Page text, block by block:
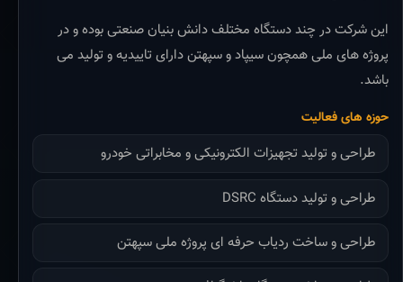
این شرکت در چند دستگاه مختلف دانش بنیان صنعتی بوده و در
پروژه های ملی همچون سیپاد و سپهتن دارای تاییدیه و تولید می
باشد.
حوزه های فعالیت
طراحی و تولید تجهیزات الکترونیکی و مخابراتی خودرو
طراحی و تولید دستگاه DSRC
طراحی و ساخت ردیاب حرفه ای پروژه ملی سپهتن